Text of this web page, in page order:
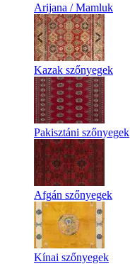
Arijana / Mamluk
Kazak szőnyegek
Pakisztáni szőnyegek
Afgán szőnyegek
Kínai szőnyegek